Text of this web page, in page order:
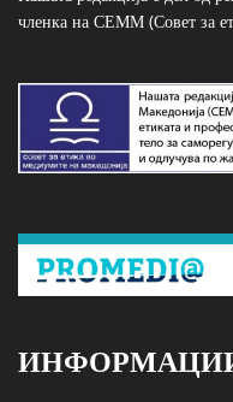
членка на СЕММ (Совет за